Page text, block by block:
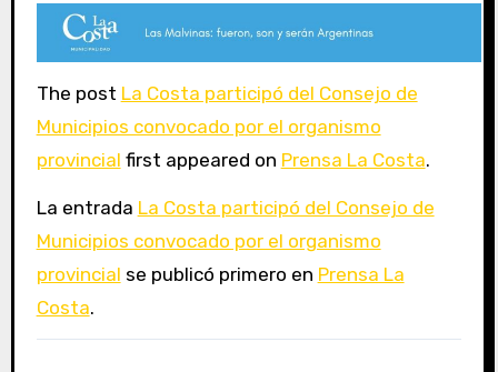
The post La Costa participó del Consejo de
Municipios convocado por el organismo
provincial first appeared on Prensa La Costa.
La entrada La Costa participó del Consejo de
Municipios convocado por el organismo
provincial se publicó primero en Prensa La
Costa.